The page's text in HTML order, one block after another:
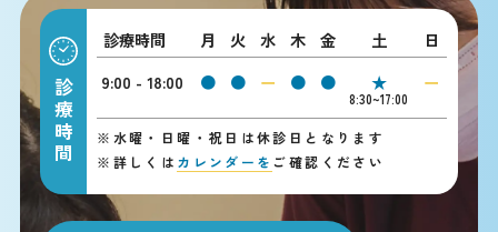
診療時間
診療時間 月 火 水 木 金 土
日
9:00 - 18:00
● ● ー ● ● ★
8:30~17:00
ー
※ 水曜・日曜・祝日は休診日となります
※ 詳しくは カレンダーを ご確認ください